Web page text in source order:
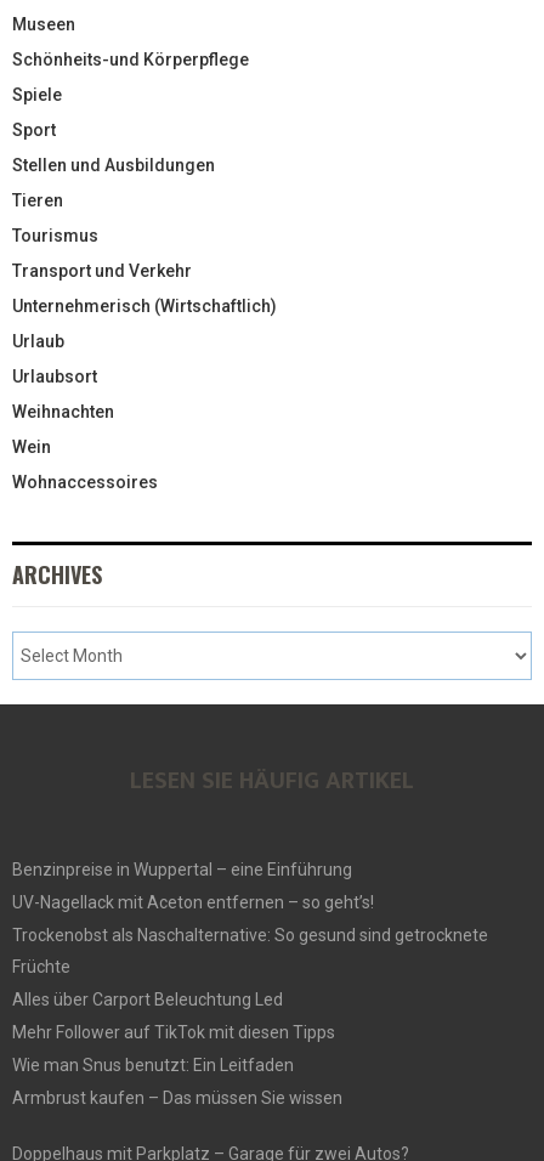
Museen
Schönheits-und Körperpflege
Spiele
Sport
Stellen und Ausbildungen
Tieren
Tourismus
Transport und Verkehr
Unternehmerisch (Wirtschaftlich)
Urlaub
Urlaubsort
Weihnachten
Wein
Wohnaccessoires
ARCHIVES
LESEN SIE HÄUFIG ARTIKEL
Benzinpreise in Wuppertal – eine Einführung
UV-Nagellack mit Aceton entfernen – so geht’s!
Trockenobst als Naschalternative: So gesund sind getrocknete
Früchte
Alles über Carport Beleuchtung Led
Mehr Follower auf TikTok mit diesen Tipps
Wie man Snus benutzt: Ein Leitfaden
Armbrust kaufen – Das müssen Sie wissen
Doppelhaus mit Parkplatz – Garage für zwei Autos?